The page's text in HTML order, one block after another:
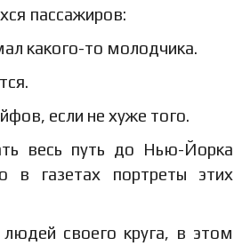
пассажиров:
какого-то молодчика.
если не хуже того.
весь путь до Нью-Йорка
в газетах портреты этих
своего круга, в этом